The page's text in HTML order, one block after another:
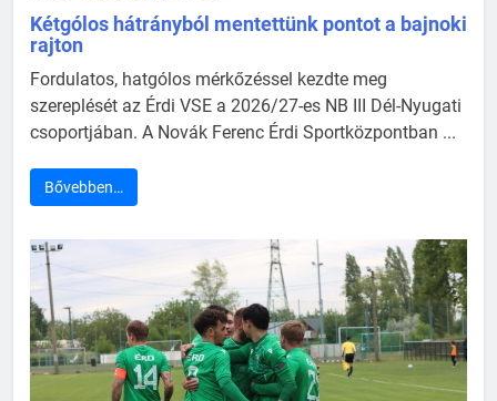
Kétgólos hátrányból mentettünk pontot a bajnoki
rajton
Fordulatos, hatgólos mérkőzéssel kezdte meg
szereplését az Érdi VSE a 2026/27-es NB III Dél-Nyugati
csoportjában. A Novák Ferenc Érdi Sportközpontban ...
Bővebben…